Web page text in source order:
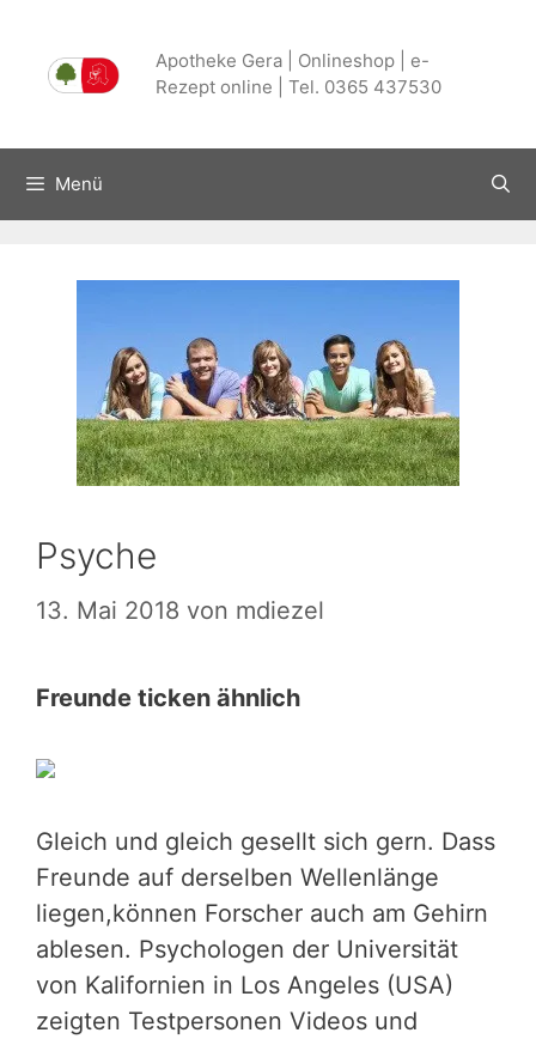
Inhalt
springen
Apotheke Gera | Onlineshop | e-
Rezept online | Tel. 0365 437530
Menü
Psyche
13. Mai 2018 von mdiezel
Freunde ticken ähnlich
Gleich und gleich gesellt sich gern. Dass
Freunde auf derselben Wellenlänge
liegen,können Forscher auch am Gehirn
ablesen. Psy­chologen der Universität
von Kalifornien in Los Angeles (USA)
zeigten Testpersonen Videos und